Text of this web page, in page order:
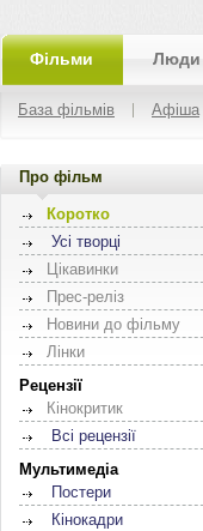
Фільми Люди
База фільмів Афіша
Про фільм
Коротко
Усі творці
Цікавинки
Прес-реліз
Новини до фільму
Лінки
Рецензії
Кінокритик
Всі рецензії
Мультимедіа
Постери
Кінокадри